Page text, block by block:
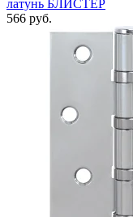
латунь БЛИСТЕР
566 руб.